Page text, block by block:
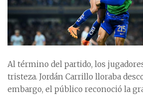
Al término del partido, los
tristeza. Jordán Carrillo lloraba
embargo, el público reconoció la